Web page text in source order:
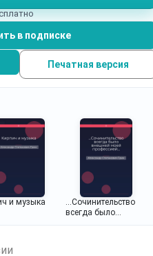
в подписке
Печатная версия
и музыка
...Сочинительство
всегда было